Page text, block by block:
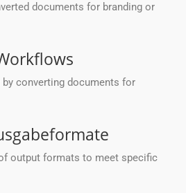
documents for branding or
converting documents for
output formats to meet specific